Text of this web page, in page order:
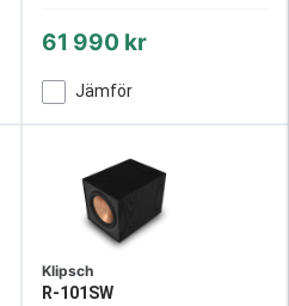
61 990 kr
Jämför
Klipsch
R-101SW